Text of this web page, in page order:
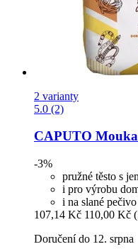
2 varianty
5.0 (2)
CAPUTO Mouka
-3%
pružné těsto s
i pro výrobu
i na slané pečivo
107,14 Kč 110,00 Kč
Doručení do 12. srpna